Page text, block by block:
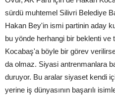
sürdü muhtemel Silivri Belediye
Hakan Bey'in ismi partinin aday
bu yönde herhangi bir beklenti ve
Kocabaş'a böyle bir görev
da olmaz. Siyasi antrenmanlara
duruyor. Bu aralar siyaset kendi
yerine iş dünyasının başarılı